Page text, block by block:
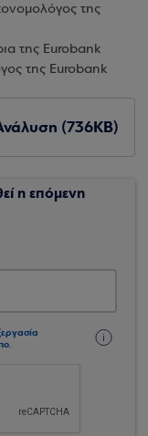
της
της Eurobank
της Eurobank
(736KB)
η επόμενη
.